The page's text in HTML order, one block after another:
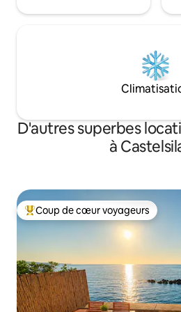
D'autres superbes
à
Coup de cœur voyageurs parmi les
Coup de cœur voyageurs